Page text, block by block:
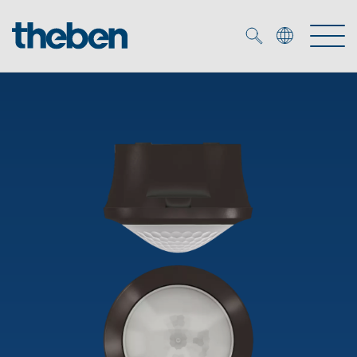
Smart Home
Détecteurs de présence et de mouvement
Spots LED
Solutions OEM
Experts OEM
Références
Contrôle du temps et de la lumière
Commande d'éclairage DALI-2
Médiathèque